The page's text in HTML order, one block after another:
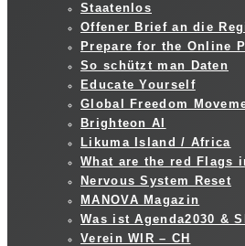
Staatenlos
Offener Brief an die
Prepare for the Online
So schützt man Daten
Educate Yourself
Global Freedom
Brighteon AI
Likuma Island / Africa
What are the red Flags
Nervous System Reset
MANOVA Magazin
Was ist Agenda2030 &
Verein WIR – CH